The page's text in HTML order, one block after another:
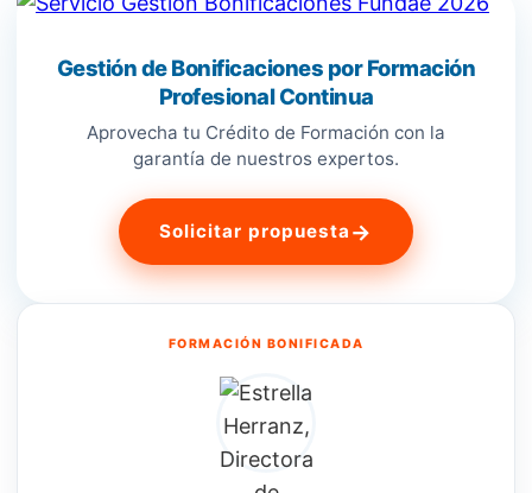
Gestión de Bonificaciones por Formación
Profesional Continua
Aprovecha tu Crédito de Formación con la
garantía de nuestros expertos.
Solicitar propuesta →
FORMACIÓN BONIFICADA